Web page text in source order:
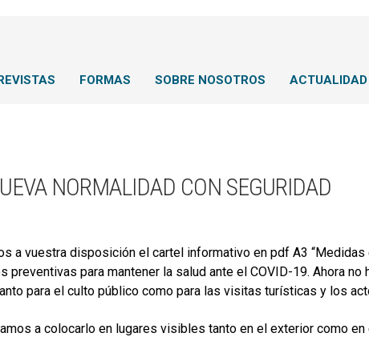
FORMAS SOBRE NOSOTROS ACTUALIDAD
NORMALIDAD CON SEGURIDAD
a vuestra disposición el cartel informativo en pdf A3
preventivas para mantener la salud ante el COVID-19. Ahora
para el culto público como para las visitas turísticas y los
a colocarlo en lugares visibles tanto en el exterior como